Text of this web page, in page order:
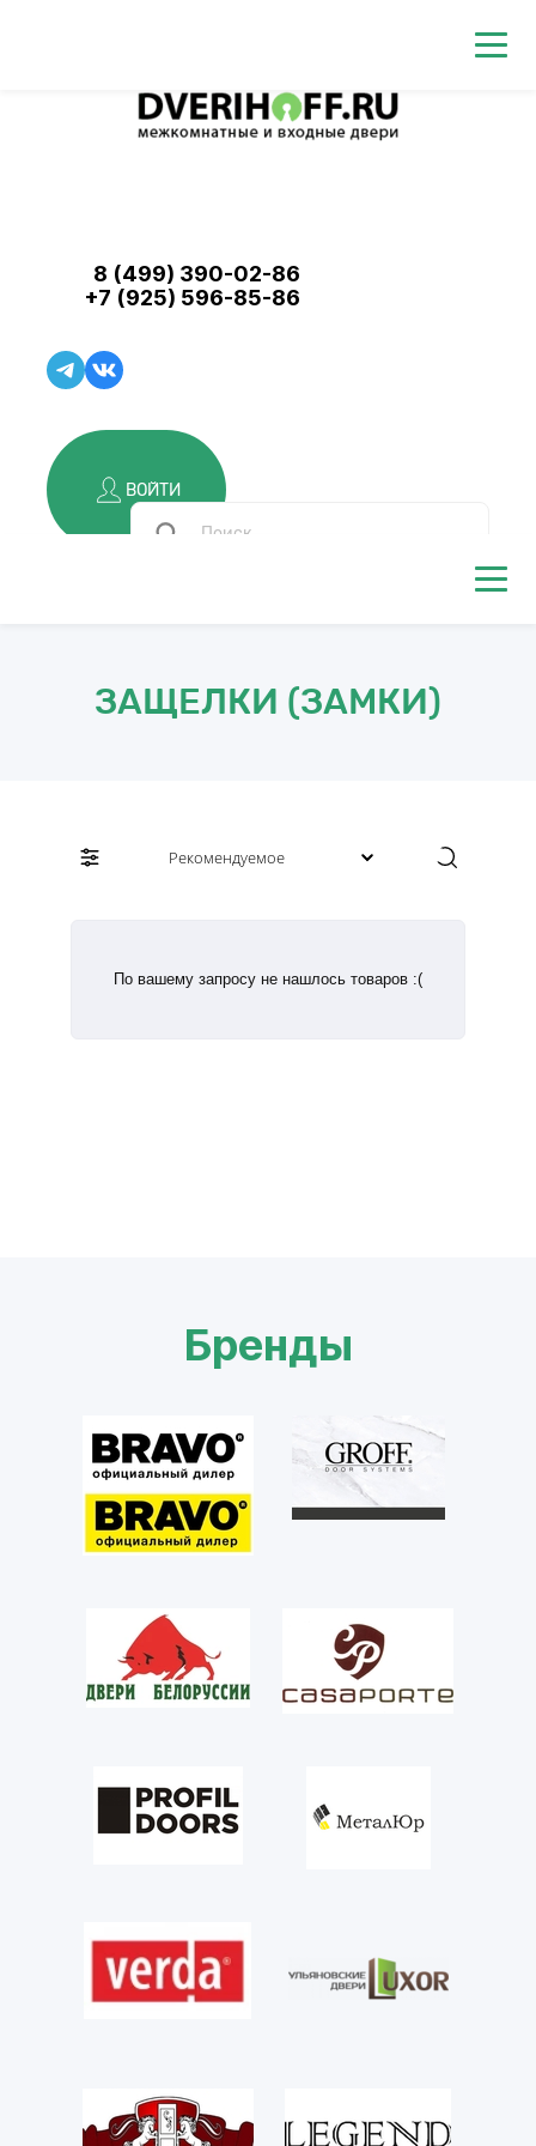
8 (499) 390-02-86
+7 (925) 596-85-86
ВОЙТИ
ЗАЩЕЛКИ (ЗАМКИ)
По вашему запросу не нашлось товаров :(
Бренды